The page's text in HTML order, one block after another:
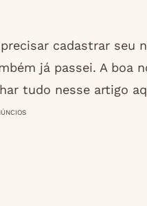
cadastrar seu
já passei. A boa
tudo nesse artigo